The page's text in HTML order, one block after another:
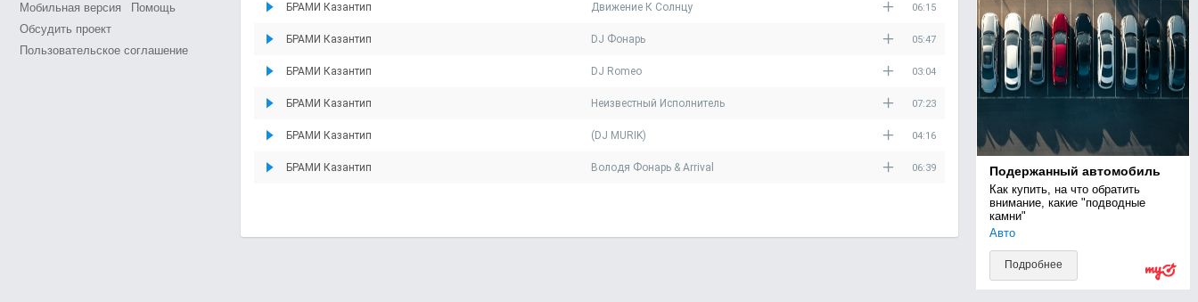
Мобильная версия
Помощь
Обсудить проект
Пользовательское соглашение
06:15
БРАМИ Казантип Движение К Солнцу
05:47
БРАМИ Казантип DJ Фонарь
03:04
БРАМИ Казантип DJ Romeo
07:23
БРАМИ Казантип Неизвестный Исполнитель
04:16
БРАМИ Казантип (DJ MURIK)
06:39
БРАМИ Казантип Володя Фонарь & Arrival Подержанный автомобиль
Как купить, на что обратить
внимание, какие "подводные
камни"
Авто
Подробнее